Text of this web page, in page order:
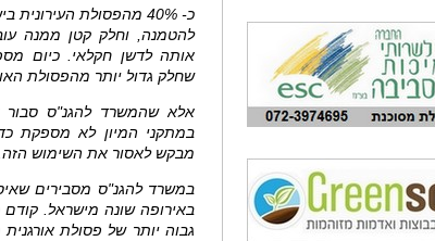
כ- 40% מהפסולת
להטמנה, וחלק קטן ממנה
אותה לדשן חקלאי. כיום
שחלק גדול יותר מהפסולת
אלא שהמשרד להגנ"ס סבור
במתקני המיון לא מספקת
מבקש לאסור את השימוש הזה.
במשרד להגנ"ס מסבירים
באירופה שונה מישראל. קודם
גבוה יותר של פסולת